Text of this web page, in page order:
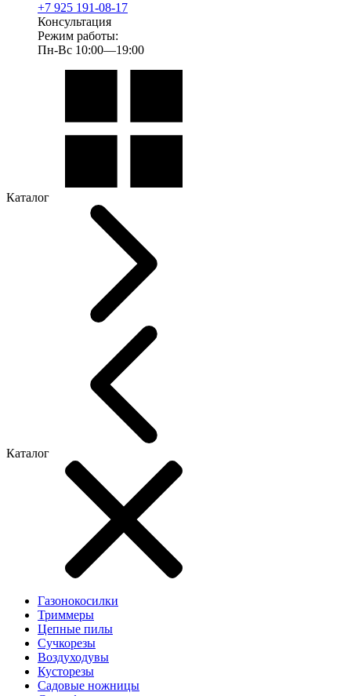
+7 925 191-08-17
Консультация
Режим работы:
Пн-Вс 10:00—19:00
Каталог
Каталог
Газонокосилки
Триммеры
Цепные пилы
Cучкорезы
Воздуходувы
Кусторезы
Садовые ножницы